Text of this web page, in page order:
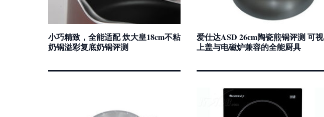
小巧精致，全能适配 炊大皇18cm不粘
奶锅溢彩复底奶锅评测
爱仕达ASD 26cm陶瓷煎锅评测 可视
上盖与电磁炉兼容的全能厨具